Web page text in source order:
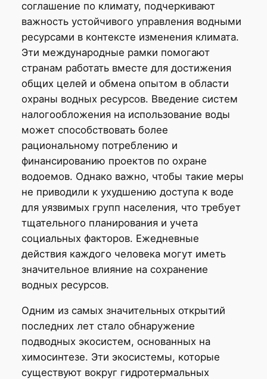
соглашение по климату, подчеркивают
важность устойчивого управления водными
ресурсами в контексте изменения климата.
Эти международные рамки помогают
странам работать вместе для достижения
общих целей и обмена опытом в области
охраны водных ресурсов. Введение систем
налогообложения на использование воды
может способствовать более
рациональному потреблению и
финансированию проектов по охране
водоемов. Однако важно, чтобы такие меры
не приводили к ухудшению доступа к воде
для уязвимых групп населения, что требует
тщательного планирования и учета
социальных факторов. Ежедневные
действия каждого человека могут иметь
значительное влияние на сохранение
водных ресурсов.
Одним из самых значительных открытий
последних лет стало обнаружение
подводных экосистем, основанных на
химосинтезе. Эти экосистемы, которые
существуют вокруг гидротермальных